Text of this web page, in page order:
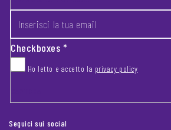
Checkboxes*
Ho letto e accetto la privacy policy
Seguici sui social